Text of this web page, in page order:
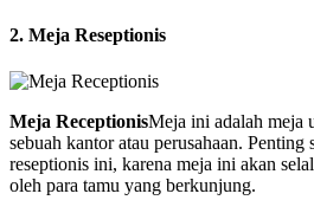
2. Meja Reseptionis
Meja ReceptionisMeja ini adalah meja
sebuah kantor atau perusahaan.
reseptionis ini, karena meja ini akan
oleh para tamu yang berkunjung.